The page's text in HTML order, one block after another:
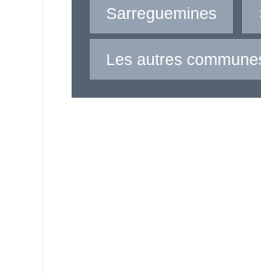
Sarreguemines
Les autres